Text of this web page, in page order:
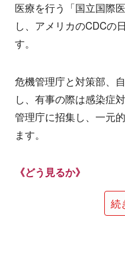
医療を行う「国立国際
し、アメリカのCDCの
す。
危機管理庁と対策部、
し、有事の際は感染症
管理庁に招集し、一元
ます。
《どう見るか》
続